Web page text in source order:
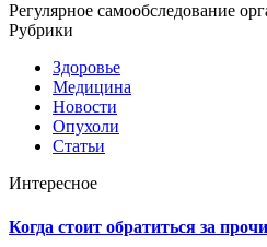
Регулярное самообследование
Рубрики
Здоровье
Медицина
Новости
Опухоли
Статьи
Интересное
Когда стоит обратиться за